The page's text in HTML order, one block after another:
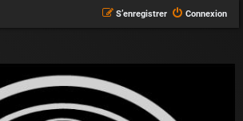
Connexion
S’enregistrer